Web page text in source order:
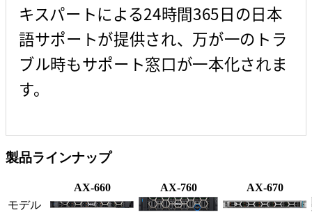
キスパートによる24時間365日の日本
語サポートが提供され、万が一のトラ
ブル時もサポート窓口が一本化されま
す。
製品ラインナップ
AX-660 AX-760
AX-670
モデル